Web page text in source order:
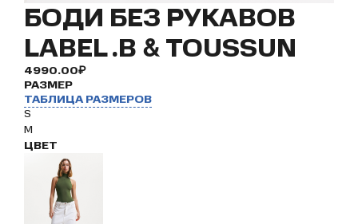
БОДИ БЕЗ РУКАВОВ
LABEL .B & TOUSSUN
4990.00₽
РАЗМЕР
ТАБЛИЦА РАЗМЕРОВ
S
M
ЦВЕТ